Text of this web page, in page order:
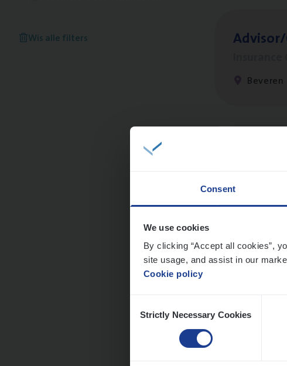
Consent
We use cookies
By clicking “Accept all cookies”,
site usage, and assist in our
Cookie policy
Selection
Strictly Necessary Cookies
Wis alle filters
Beveren
Client